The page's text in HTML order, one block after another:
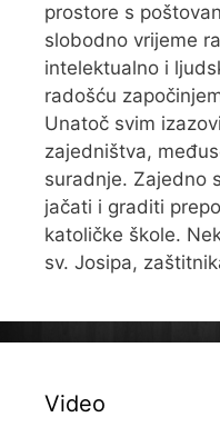
prostore s
slobodno vrijeme
intelektualno i
radošću
Unatoč svim
zajedništva,
suradnje. Zajedno
jačati i graditi
katoličke škole.
sv. Josipa,
Video